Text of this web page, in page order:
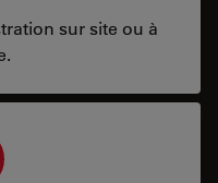
sur site ou à